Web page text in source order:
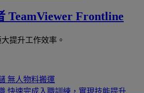
TeamViewer Frontline
提升工作效率。
無人物料搬運